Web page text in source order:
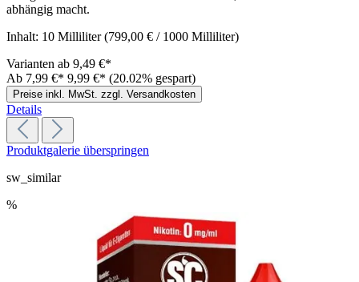
abhängig macht.
Inhalt: 10 Milliliter(799,00 € / 1000 Milliliter)
Varianten ab 9,49 €*
Ab 7,99 €* 9,99 €* (20.02% gespart)
Preise inkl. MwSt. zzgl. Versandkosten
Details
Produktgalerie überspringen
sw_similar
%